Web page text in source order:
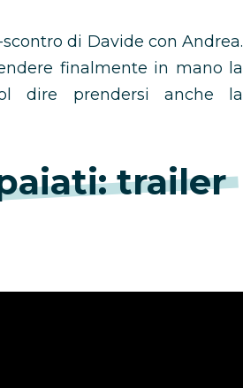
di Davide con Andrea.
finalmente in mano la
dire prendersi anche la
trailer